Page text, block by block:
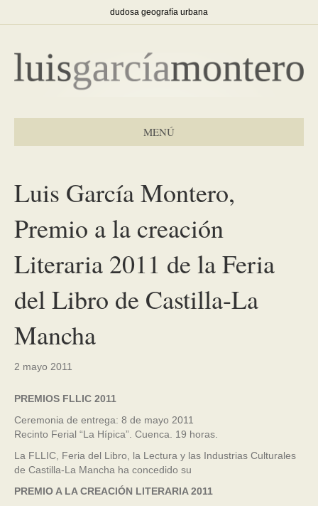
dudosa geografía urbana
MENÚ
Luis García Montero,
Premio a la creación
Literaria 2011 de la Feria
del Libro de Castilla-La
Mancha
2 mayo 2011
PREMIOS FLLIC 2011
Ceremonia de entrega: 8 de mayo 2011
Recinto Ferial “La Hípica”. Cuenca. 19 horas.
La FLLIC, Feria del Libro, la Lectura y las Industrias Culturales
de Castilla-La Mancha ha concedido su
PREMIO A LA CREACIÓN LITERARIA 2011